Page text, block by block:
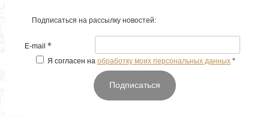
Подписаться на рассылку новостей:
E-mail *
Я согласен на обработку моих персональных данных *
Подписаться